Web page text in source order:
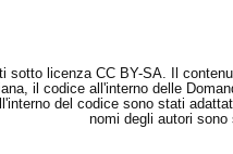
sotto licenza CC BY-SA. Il
il codice all'interno delle
del codice sono stati
nomi degli autori